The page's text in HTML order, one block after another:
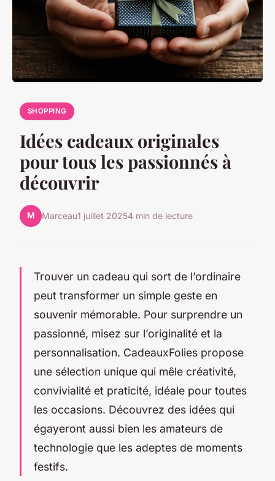
SHOPPING
Idées cadeaux originales
pour tous les passionnés à
découvrir
M Marceau1 juillet 20254 min de lecture
Trouver un cadeau qui sort de l’ordinaire
peut transformer un simple geste en
souvenir mémorable. Pour surprendre un
passionné, misez sur l’originalité et la
personnalisation. CadeauxFolies propose
une sélection unique qui mêle créativité,
convivialité et praticité, idéale pour toutes
les occasions. Découvrez des idées qui
égayeront aussi bien les amateurs de
technologie que les adeptes de moments
festifs.